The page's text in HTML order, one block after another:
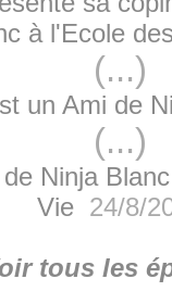
à l'Ecole
(...)
un Ami de
(...)
Ninja
Vie24/8/
tous les